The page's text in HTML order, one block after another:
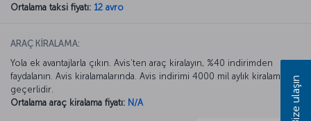
Ortalama taksi fiyatı: 12 avro
ARAÇ KİRALAMA:
Yola ek avantajlarla çıkın. Avis’ten araç kiralayın, %40 indirimden
faydalanın. Avis kiralamalarında. Avis indirimi 4000 mil aylık kiralamada
geçerlidir.
Ortalama araç kiralama fiyatı: N/A Bize ulaşın